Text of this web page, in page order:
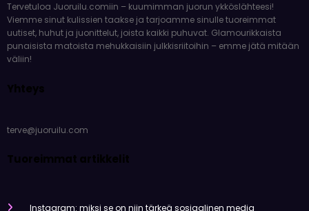
Tervetuloa Juoruilu.comiin – kuumimman juorun ykköslähteesi!
Viemme sinut kulissien taakse ja tarjoamme sinulle tuoreimmat
uutiset, huhut ja juonittelut, joista kaikki puhuvat. Glamourikkaista
punaisista matoista mehukkaisiin julkkisriitoihin – emme jätä mitään
väliin!
Yhteys
terve@juoruilu.com
Tuoreimmat artikkelit
Instagram: miksi se on niin tärkeä sosiaalinen media